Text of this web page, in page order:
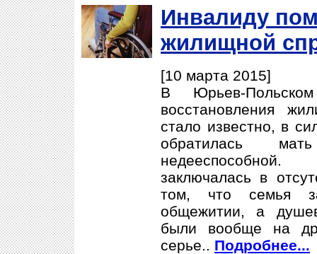
Инвалиду
жилищной
[10 марта 2015]
В Юрьев-Польском
восстановления
стало известно, в
обратилась
заключалась в
том, что семья
общежитии, а
были вообще на
серье.. Подробнее...